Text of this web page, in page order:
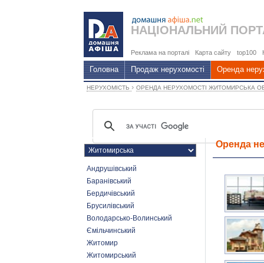
НАЦІОНАЛЬНИЙ
Реклама на порталі Карта сайту top100
Головна Продаж нерухомості Оренда
НЕРУХОМІСТЬ › ОРЕНДА НЕРУХОМОСТІ ЖИТОМИРСЬКА
Андрушівський
Баранівський
Бердичівський
Брусилівський
Володарсько-Волинський
Ємільчинський
Житомир
Житомирський
Оренда